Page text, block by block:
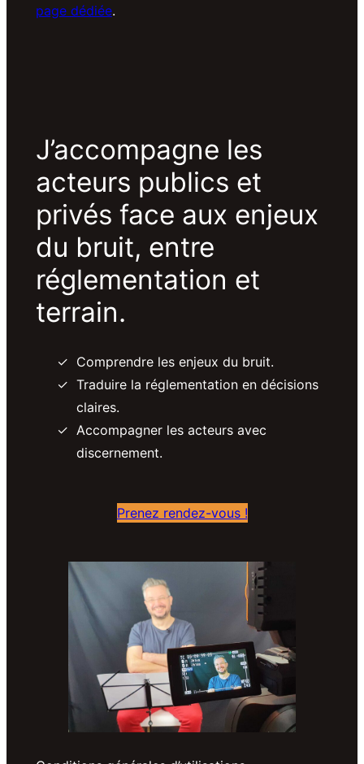
page dédiée.
J’accompagne les
acteurs publics et
privés face aux enjeux
du bruit, entre
réglementation et
terrain.
Comprendre les enjeux du bruit.
Traduire la réglementation en décisions
claires.
Accompagner les acteurs avec
discernement.
Prenez rendez-vous !